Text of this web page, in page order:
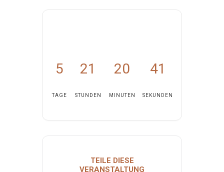
5
TAGE
21
STUNDEN
20
MINUTEN
41
SEKUNDEN
TEILE DIESE
VERANSTALTUNG